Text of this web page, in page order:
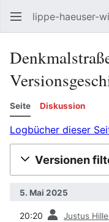
lippe-haeuser-
Seite Diskussion
Logbücher dieser
Versionen
5. Mai 2025
20:20 Justus